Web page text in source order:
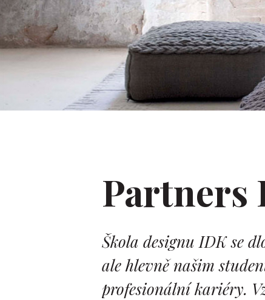
Partners
Škola designu IDK se
ale hlevně našim
profesionální kariéry.